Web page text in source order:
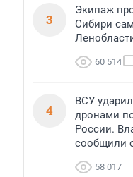
3
Экипаж
Сибири
60 514
4
ВСУ
дронами
России.
сообщили
58 017